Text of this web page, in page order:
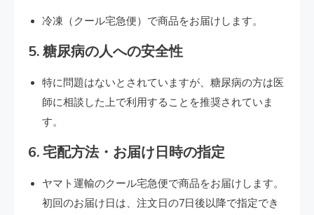
冷凍（クール宅急便）で商品をお届けします。
5.糖尿病の人への安全性
特に問題はないとされていますが、糖尿病の方は医
師に相談した上で利用することを推奨されていま
す。
6.宅配方法・お届け日時の指定
ヤマト運輸のクール宅急便で商品をお届けします。
初回のお届け日は、注文日の7日後以降で指定でき